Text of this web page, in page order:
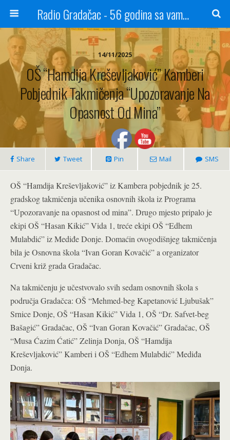
Radio Gradačac - 56 godina sa vama...
14/11/2025
OŠ “Hamdija Kreševljaković” Kamberi
Pobjednik Takmičenja “Upozoravanje Na
Opasnost Od Mina”
Share Tweet Pin Mail SMS
OŠ “Hamdija Kreševljaković” iz Kambera pobjednik je 25.
gradskog takmičenja učenika osnovnih škola iz Programa
“Upozoravanje na opasnost od mina”. Drugo mjesto pripalo je
ekipi OŠ “Hasan Kikić” Vida 1, treće ekipi OŠ “Edhem
Mulabdić” iz Mediđe Donje. Domaćin ovogodišnjeg takmičenja
bila je Osnovna škola “Ivan Goran Kovačić” a organizator
Crveni križ grada Gradačac.
Na takmičenju je učestvovalo svih sedam osnovnih škola s
područja Gradačca: OŠ “Mehmed-beg Kapetanović Ljubušak”
Srnice Donje, OŠ “Hasan Kikić” Vida 1, OŠ “Dr. Safvet-beg
Bašagić” Gradačac, OŠ “Ivan Goran Kovačić” Gradačac, OŠ
“Musa Ćazim Ćatić” Zelinja Donja, OŠ “Hamdija
Kreševljaković” Kamberi i OŠ “Edhem Mulabdić” Mediđa
Donja.